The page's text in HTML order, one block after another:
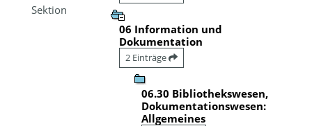
Sektion
06 Information und
Dokumentation
2 Einträge
06.30 Bibliothekswesen,
Dokumentationswesen:
Allgemeines